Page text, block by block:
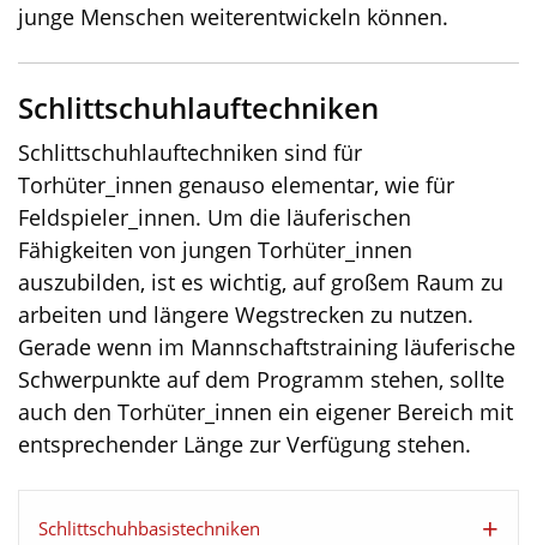
junge Menschen weiterentwickeln können.
Schlittschuhlauftechniken
Schlittschuhlauftechniken sind für
Torhüter_innen genauso elementar, wie für
Feldspieler_innen. Um die läuferischen
Fähigkeiten von jungen Torhüter_innen
auszubilden, ist es wichtig, auf großem Raum zu
arbeiten und längere Wegstrecken zu nutzen.
Gerade wenn im Mannschaftstraining läuferische
Schwerpunkte auf dem Programm stehen, sollte
auch den Torhüter_innen ein eigener Bereich mit
entsprechender Länge zur Verfügung stehen.
Schlittschuhbasistechniken